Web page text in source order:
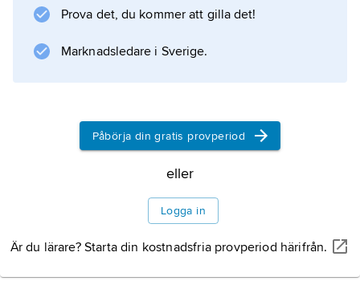
mykorrhiza
, där en svamp växer ihop med roten eller
stammen på en växt. Om bara den ena parten
Information om artikeln
Prova det, du kommer att gilla det!
Marknadsledare i Sverige.
Påbörja din gratis provperiod
eller
Logga in
Är du lärare? Starta din kostnadsfria provperiod härifrån.